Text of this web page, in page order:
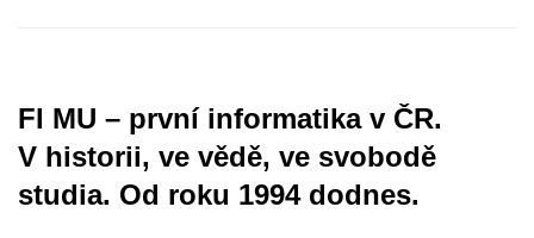
FI MU – první informatika v ČR.
V historii, ve vědě, ve svobodě
studia. Od roku 1994 dodnes.